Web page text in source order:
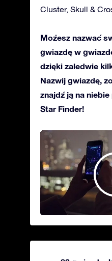
Cluster, Skull &
Możesz nazwać
gwiazdę w
dzięki zaledwie
Nazwij gwiazdę,
znajdź ją na
Star Finder!